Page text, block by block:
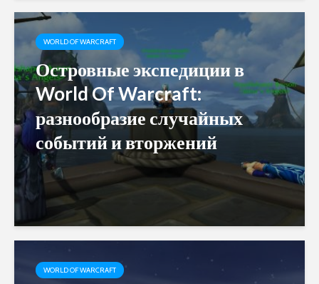
WORLD OF WARCRAFT
Островные экспедиции в
World Of Warcraft:
разнообразие случайных
событий и вторжений
WORLD OF WARCRAFT